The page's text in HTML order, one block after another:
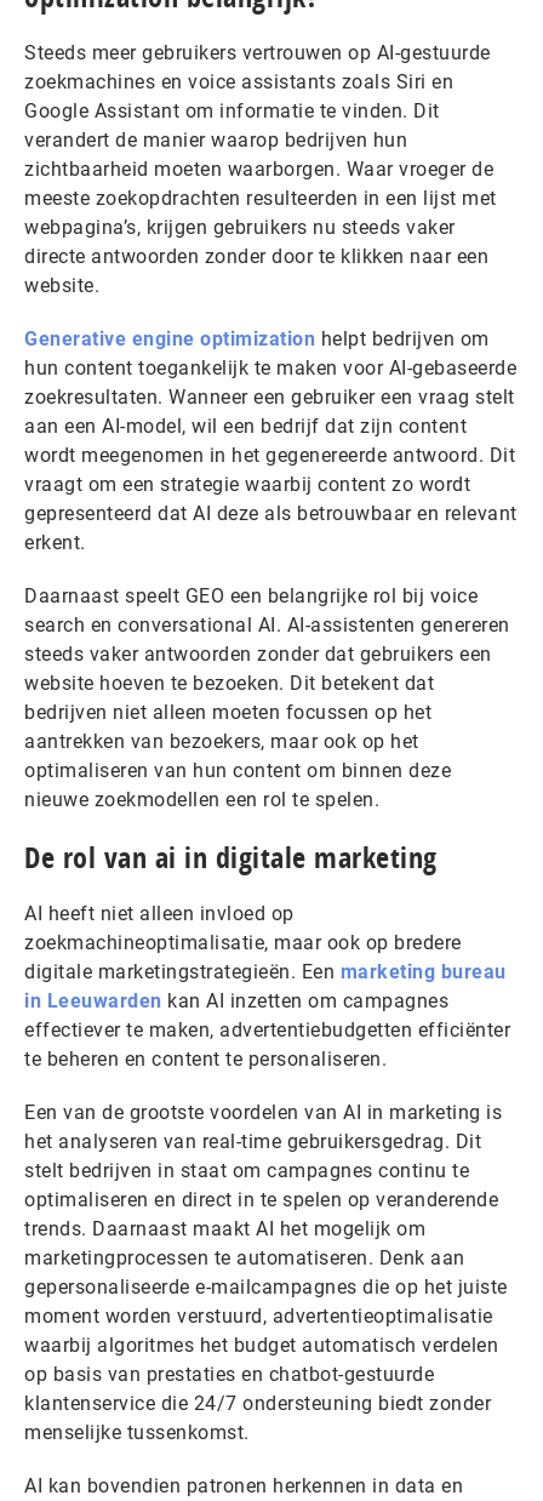
Steeds meer gebruikers vertrouwen op AI-gestuurde
zoekmachines en voice assistants zoals Siri en
Google Assistant om informatie te vinden. Dit
verandert de manier waarop bedrijven hun
zichtbaarheid moeten waarborgen. Waar vroeger de
meeste zoekopdrachten resulteerden in een lijst met
webpagina’s, krijgen gebruikers nu steeds vaker
directe antwoorden zonder door te klikken naar een
website.
Generative engine optimization helpt bedrijven om
hun content toegankelijk te maken voor AI-gebaseerde
zoekresultaten. Wanneer een gebruiker een vraag stelt
aan een AI-model, wil een bedrijf dat zijn content
wordt meegenomen in het gegenereerde antwoord. Dit
vraagt om een strategie waarbij content zo wordt
gepresenteerd dat AI deze als betrouwbaar en relevant
erkent.
Daarnaast speelt GEO een belangrijke rol bij voice
search en conversational AI. AI-assistenten genereren
steeds vaker antwoorden zonder dat gebruikers een
website hoeven te bezoeken. Dit betekent dat
bedrijven niet alleen moeten focussen op het
aantrekken van bezoekers, maar ook op het
optimaliseren van hun content om binnen deze
nieuwe zoekmodellen een rol te spelen.
De rol van ai in digitale marketing
AI heeft niet alleen invloed op
zoekmachineoptimalisatie, maar ook op bredere
digitale marketingstrategieën. Een marketing bureau
in Leeuwarden kan AI inzetten om campagnes
effectiever te maken, advertentiebudgetten efficiënter
te beheren en content te personaliseren.
Een van de grootste voordelen van AI in marketing is
het analyseren van real-time gebruikersgedrag. Dit
stelt bedrijven in staat om campagnes continu te
optimaliseren en direct in te spelen op veranderende
trends. Daarnaast maakt AI het mogelijk om
marketingprocessen te automatiseren. Denk aan
gepersonaliseerde e-mailcampagnes die op het juiste
moment worden verstuurd, advertentieoptimalisatie
waarbij algoritmes het budget automatisch verdelen
op basis van prestaties en chatbot-gestuurde
klantenservice die 24/7 ondersteuning biedt zonder
menselijke tussenkomst.
AI kan bovendien patronen herkennen in data en